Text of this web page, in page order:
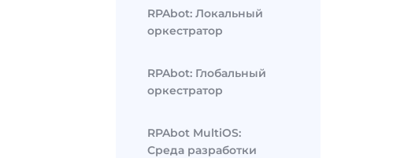
RPAbot: Локальный
оркестратор
RPAbot: Глобальный
оркестратор
RPAbot MultiOS:
Среда разработки